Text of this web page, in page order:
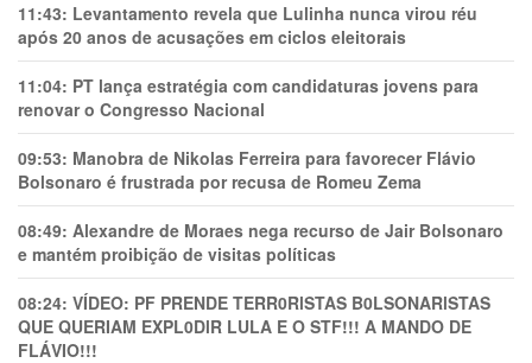
11:43: Levantamento revela que Lulinha nunca virou réu
após 20 anos de acusações em ciclos eleitorais
11:04: PT lança estratégia com candidaturas jovens para
renovar o Congresso Nacional
09:53: Manobra de Nikolas Ferreira para favorecer Flávio
Bolsonaro é frustrada por recusa de Romeu Zema
08:49: Alexandre de Moraes nega recurso de Jair Bolsonaro
e mantém proibição de visitas políticas
08:24: VÍDEO: PF PRENDE TERR0RlSTAS B0LSONARlSTAS
QUE QUERIAM EXPL0DlR LULA E O STF!!! A MANDO DE
FLÁVIO!!!